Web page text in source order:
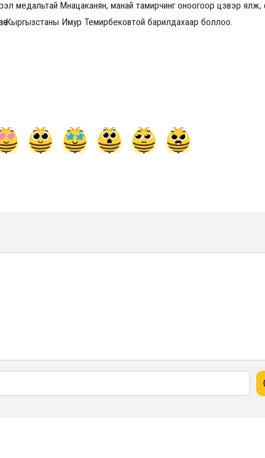
медальтай Мнацаканян, манай тамирчинг оноогоор цэвэр ялж,
Кыргызстаны Имур Темирбековтой барилдахаар боллоо.